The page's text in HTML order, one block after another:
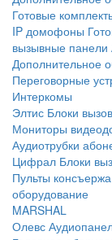
Готовые
IP домофоны
вызывные панели
Дополнительное
Переговорные
Интеркомы
Элтис Блоки
Мониторы
Аудиотрубки
Цифрал Блоки
Пульты консъержа
оборудование
MARSHAL
Олевс